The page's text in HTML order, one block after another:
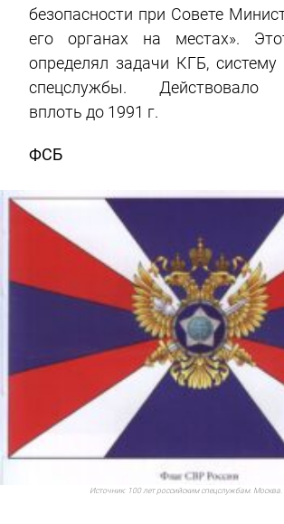
безопасности при Совете
его органах на местах».
определял задачи КГБ,
спецслужбы. Действовало
вплоть до 1991 г.
ФСБ
Источник: 100 лет российским спецслужбам. Москва.